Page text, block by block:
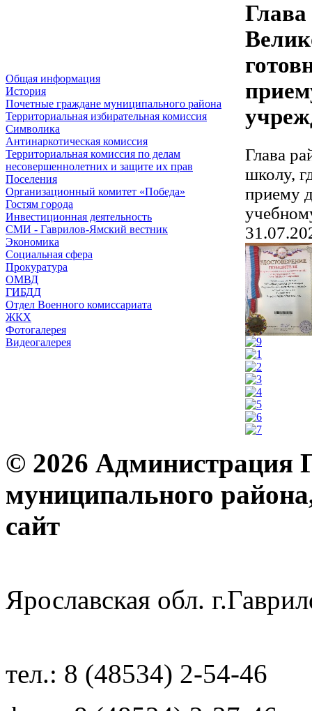
Общая информация
История
Почетные граждане муниципального района
Территориальная избирательная комиссия
Символика
Антинаркотическая комиссия
Территориальная комиссия по делам
несовершеннолетних и защите их прав
Поселения
Организационный комитет «Победа»
Гостям города
Инвестиционная деятельность
СМИ - Гаврилов-Ямский вестник
Экономика
Социальная сфера
Прокуратура
ОМВД
ГИБДД
Отдел Военного комиссариата
ЖКХ
Фотогалерея
Видеогалерея
Глава
школу,
приему
© 2026 Администрация
муниципального
Ярославская обл.
тел.: 8 (48534) 2-54-46